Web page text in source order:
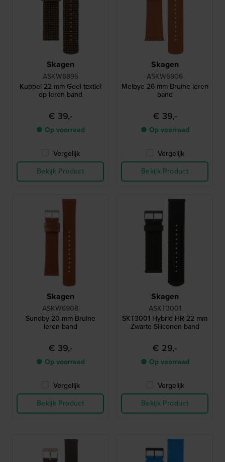
Skagen
ASKW6895
Kuppel 22 mm Geel textiel
op leren band
€ 39,-
● Op voorraad
Vergelijk
Bekijk Product
Skagen
ASKW6906
Melbye 26 mm Bruine leren
band
€ 39,-
● Op voorraad
Vergelijk
Bekijk Product
Skagen
ASKW6908
Sundby 20 mm Bruine
leren band
€ 39,-
● Op voorraad
Vergelijk
Bekijk Product
Skagen
ASKT3001
SKT3001 Hybrid HR 22 mm
Zwarte Siliconen band
€ 29,-
● Op voorraad
Vergelijk
Bekijk Product